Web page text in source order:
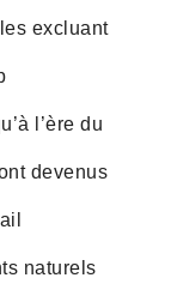
excluant
l’ère du
devenus
naturels